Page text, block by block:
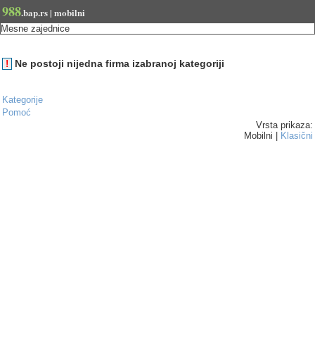
988.bap.rs | mobilni
Mesne zajednice
! Ne postoji nijedna firma izabranoj kategoriji
Kategorije
Pomoć
Vrsta prikaza:
Mobilni |
Klasični